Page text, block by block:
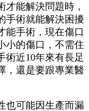
能解決問題時，
手術就能解決困擾
能手術，現在傷口
小的傷口，不需住
術近10年來有長足
，還是要跟專業醫
也可能因生產而漏